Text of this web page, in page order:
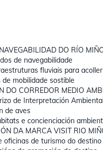
DO RÍO
de navegabilidade
fluviais para
mobilidade sostible
DO CORREDOR MEDIO
de Interpretación
de aves
e concienciación
DA MARCA VISIT RIO
oficinas de turismo do destino